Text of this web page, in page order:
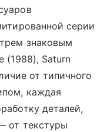
серии
знаковым
(1988), Saturn
от типичного
каждая
деталей,
от текстуры